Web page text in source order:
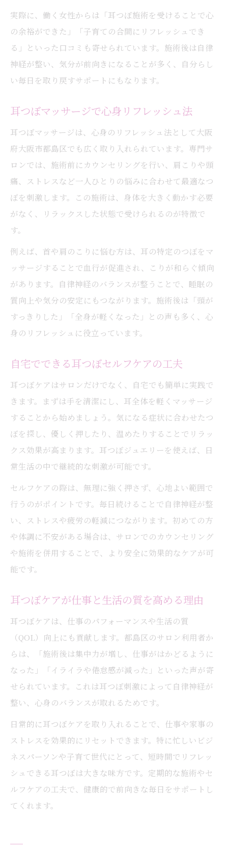
実際に、働く女性からは「耳つぼ施術を受けることで心
の余裕ができた」「子育ての合間にリフレッシュでき
る」といった口コミも寄せられています。施術後は自律
神経が整い、気分が前向きになることが多く、自分らし
い毎日を取り戻すサポートにもなります。
耳つぼマッサージで心身リフレッシュ法
耳つぼマッサージは、心身のリフレッシュ法として大阪
府大阪市都島区でも広く取り入れられています。専門サ
ロンでは、施術前にカウンセリングを行い、肩こりや頭
痛、ストレスなど一人ひとりの悩みに合わせて最適なつ
ぼを刺激します。この施術は、身体を大きく動かす必要
がなく、リラックスした状態で受けられるのが特徴で
す。
例えば、首や肩のこりに悩む方は、耳の特定のつぼをマ
ッサージすることで血行が促進され、こりが和らぐ傾向
があります。自律神経のバランスが整うことで、睡眠の
質向上や気分の安定にもつながります。施術後は「頭が
すっきりした」「全身が軽くなった」との声も多く、心
身のリフレッシュに役立っています。
自宅でできる耳つぼセルフケアの工夫
耳つぼケアはサロンだけでなく、自宅でも簡単に実践で
きます。まずは手を清潔にし、耳全体を軽くマッサージ
することから始めましょう。気になる症状に合わせたつ
ぼを探し、優しく押したり、温めたりすることでリラッ
クス効果が高まります。耳つぼジュエリーを使えば、日
常生活の中で継続的な刺激が可能です。
セルフケアの際は、無理に強く押さず、心地よい範囲で
行うのがポイントです。毎日続けることで自律神経が整
い、ストレスや疲労の軽減につながります。初めての方
や体調に不安がある場合は、サロンでのカウンセリング
や施術を併用することで、より安全に効果的なケアが可
能です。
耳つぼケアが仕事と生活の質を高める理由
耳つぼケアは、仕事のパフォーマンスや生活の質
（QOL）向上にも貢献します。都島区のサロン利用者か
らは、「施術後は集中力が増し、仕事がはかどるように
なった」「イライラや倦怠感が減った」といった声が寄
せられています。これは耳つぼ刺激によって自律神経が
整い、心身のバランスが取れるためです。
日常的に耳つぼケアを取り入れることで、仕事や家事の
ストレスを効果的にリセットできます。特に忙しいビジ
ネスパーソンや子育て世代にとって、短時間でリフレッ
シュできる耳つぼは大きな味方です。定期的な施術やセ
ルフケアの工夫で、健康的で前向きな毎日をサポートし
てくれます。